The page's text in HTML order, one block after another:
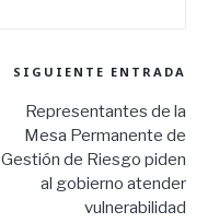
SIGUIENTE ENTRADA
Representantes de la
Mesa Permanente de
Gestión de Riesgo piden
al gobierno atender
vulnerabilidad